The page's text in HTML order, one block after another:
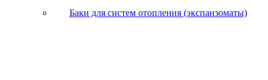
Баки для систем отопления (экспанзоматы)